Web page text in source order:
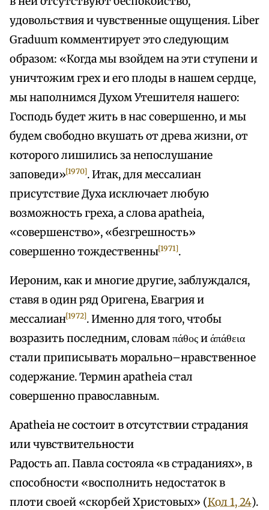
удовольствия и чувственные ощущения. Liber
Graduum комментирует это следующим
образом: «Когда мы взойдем на эти ступени и
уничтожим грех и его плоды в нашем сердце,
мы наполнимся Духом Утешителя нашего:
Господь будет жить в нас совершенно, и мы
будем свободно вкушать от древа жизни, от
которого лишились за непослушание
заповеди»[1970]. Итак, для мессалиан
присутствие Духа исключает любую
возможность греха, а слова apatheia,
«совершенство», «безгрешность»
совершенно тождественны[1971].
Иероним, как и многие другие, заблуждался,
ставя в один ряд Оригена, Евагрия и
мессалиан[1972]. Именно для того, чтобы
возразить последним, словам πάθος и άπάθεια
стали приписывать морально–нравственное
содержание. Термин apatheia стал
совершенно православным.
Apatheia не состоит в отсутствии страдания
или чувствительности
Радость ап. Павла состояла «в страданиях», в
способности «восполнить недостаток в
плоти своей «скорбей Христовых» (Кол 1, 24).